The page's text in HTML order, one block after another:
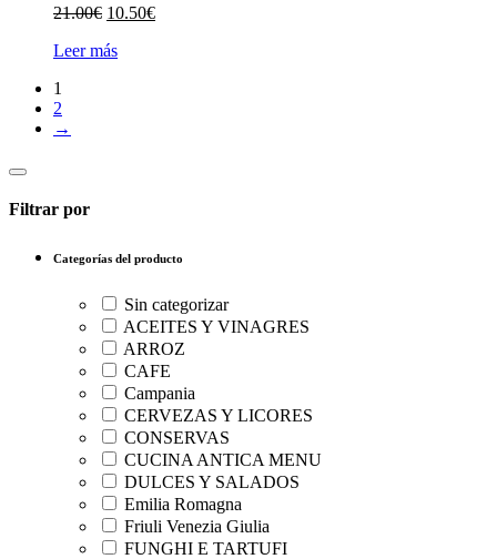
21.00€ El
original
10.50€El
Leer más
1
2
→
Filtrar por
Categorías del producto
Sin categorizar
ACEITES Y VINAGRES
ARROZ
CAFE
Campania
CERVEZAS Y LICORES
CONSERVAS
CUCINA ANTICA MENU
DULCES Y SALADOS
Emilia Romagna
Friuli Venezia Giulia
FUNGHI E TARTUFI